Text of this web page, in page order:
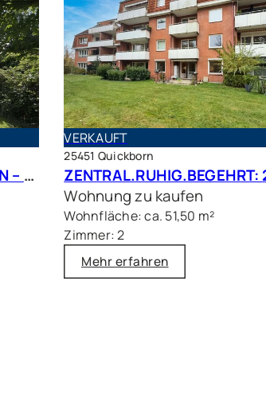
PLATZ, RUHE UND VIEL GRÜN – großer Bungalow mit Traumgrundstück in bester Lage
VERKAUFT
25451 Quickborn
Wohnung zu kaufen
Wohnfläche: ca. 51,50 m²
Zimmer: 2
Mehr erfahren